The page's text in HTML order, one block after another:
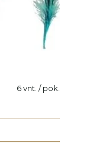
6 vnt. / pok.